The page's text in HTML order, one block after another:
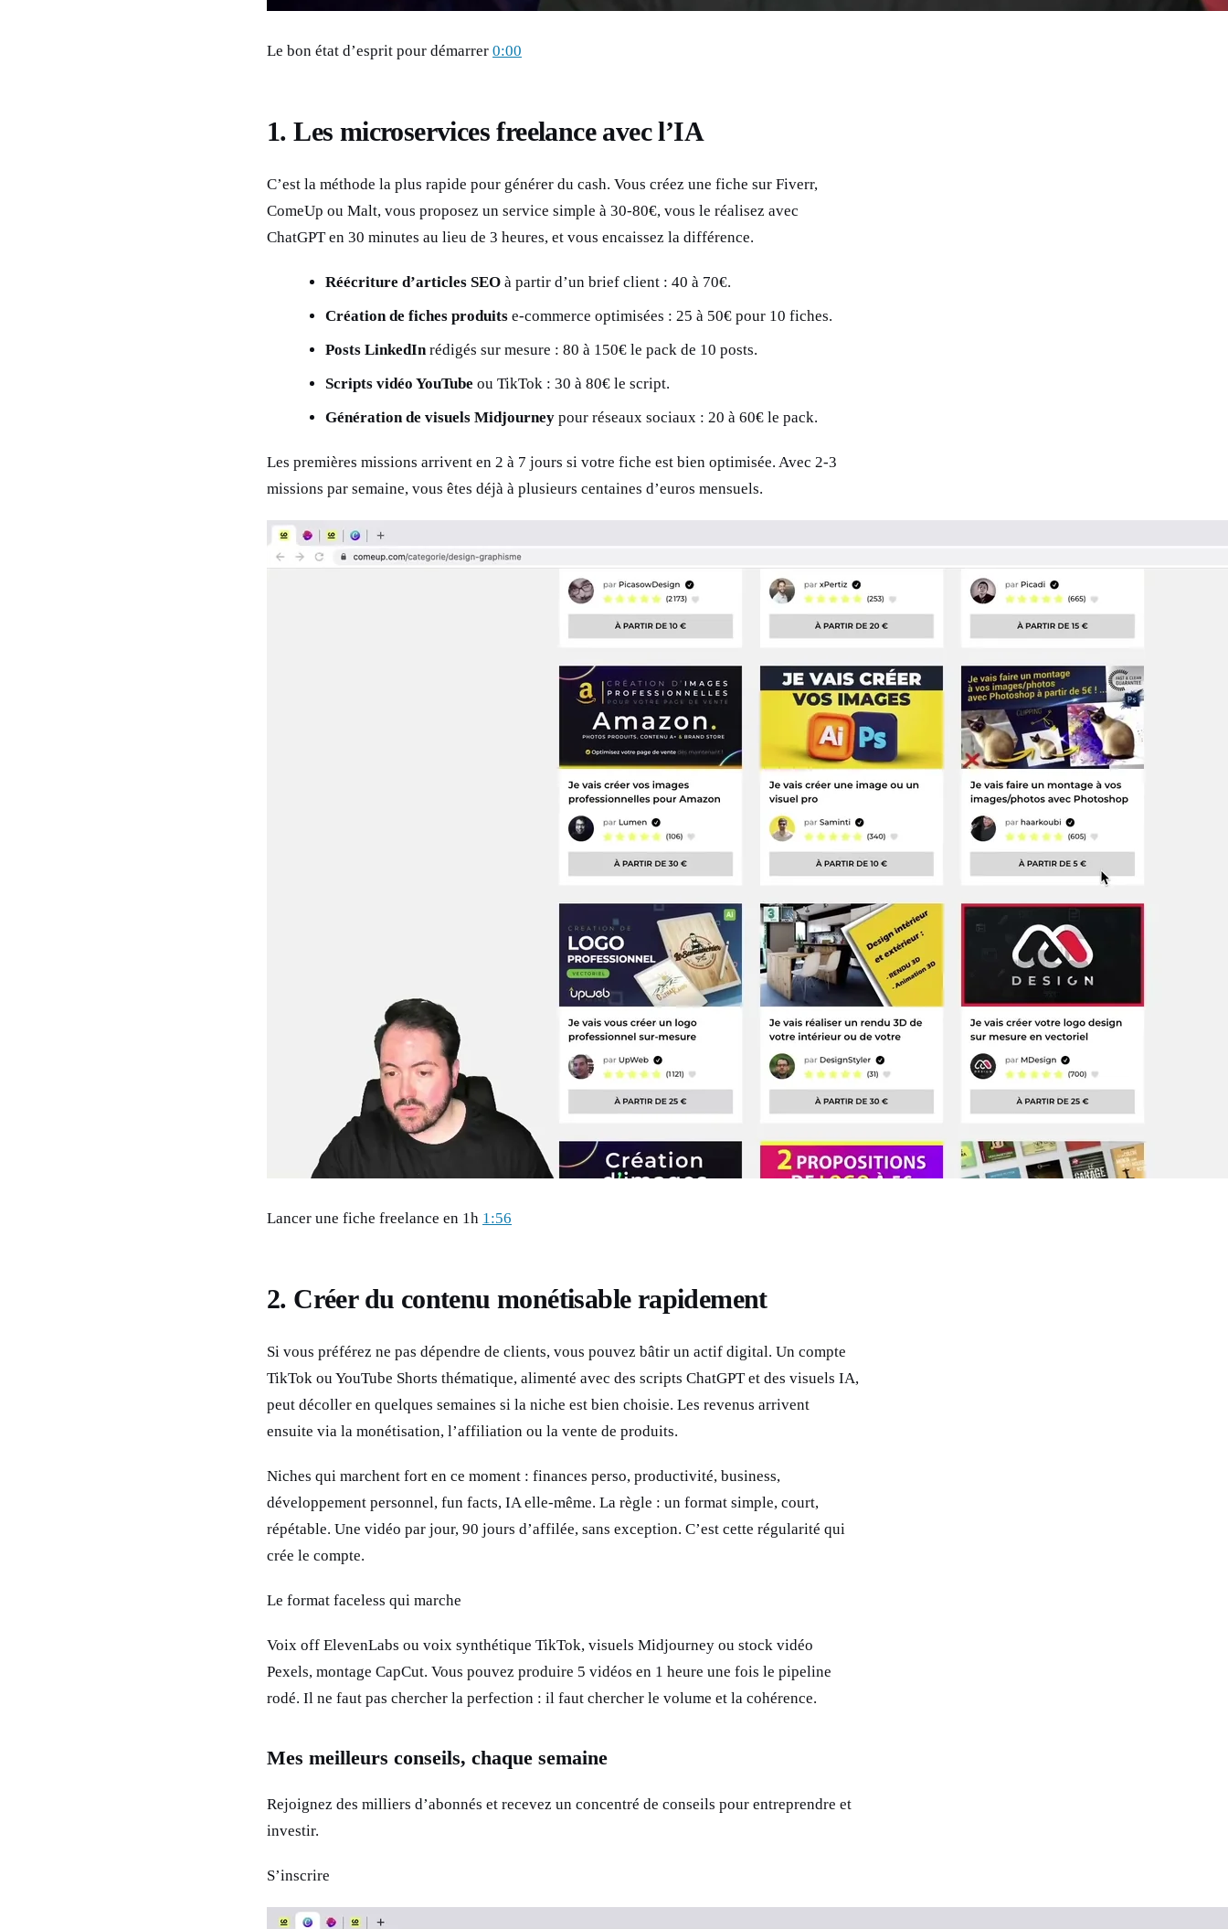
Le bon état d’esprit pour démarrer 0:00
1. Les microservices freelance avec l’IA
C’est la méthode la plus rapide pour générer du cash. Vous créez une fiche sur Fiverr,
ComeUp ou Malt, vous proposez un service simple à 30-80€, vous le réalisez avec
ChatGPT en 30 minutes au lieu de 3 heures, et vous encaissez la différence.
Réécriture d’articles SEO à partir d’un brief client : 40 à 70€.
Création de fiches produits e-commerce optimisées : 25 à 50€ pour 10 fiches.
Posts LinkedInrédigés sur mesure : 80 à 150€ le pack de 10 posts.
Scripts vidéo YouTube ou TikTok : 30 à 80€ le script.
Génération de visuels Midjourney pour réseaux sociaux : 20 à 60€ le pack.
Les premières missions arrivent en 2 à 7 jours si votre fiche est bien optimisée. Avec 2-3
missions par semaine, vous êtes déjà à plusieurs centaines d’euros mensuels.
Lancer une fiche freelance en 1h 1:56
2. Créer du contenu monétisable rapidement
Si vous préférez ne pas dépendre de clients, vous pouvez bâtir un actif digital. Un compte
TikTok ou YouTube Shorts thématique, alimenté avec des scripts ChatGPT et des visuels IA,
peut décoller en quelques semaines si la niche est bien choisie. Les revenus arrivent
ensuite via la monétisation, l’affiliation ou la vente de produits.
Niches qui marchent fort en ce moment : finances perso, productivité, business,
développement personnel, fun facts, IA elle-même. La règle : un format simple, court,
répétable. Une vidéo par jour, 90 jours d’affilée, sans exception. C’est cette régularité qui
crée le compte.
Le format faceless qui marche
Voix off ElevenLabs ou voix synthétique TikTok, visuels Midjourney ou stock vidéo
Pexels, montage CapCut. Vous pouvez produire 5 vidéos en 1 heure une fois le pipeline
rodé. Il ne faut pas chercher la perfection : il faut chercher le volume et la cohérence.
Mes meilleurs conseils, chaque semaine
Rejoignez des milliers d’abonnés et recevez un concentré de conseils pour entreprendre et
investir.
S’inscrire